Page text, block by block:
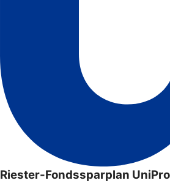
Riester-Fondssparplan